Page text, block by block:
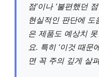
점’이나 ‘불편했던
현실적인 판단에
은 제품도 예상치
요. 특히 ‘이것 때문
면 꼭 주의 깊게 살